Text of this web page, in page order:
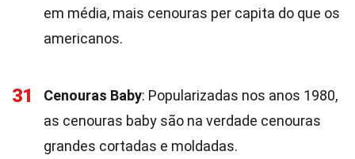
em média, mais cenouras per capita do que os
americanos.
31 Cenouras Baby: Popularizadas nos anos 1980,
as cenouras baby são na verdade cenouras
grandes cortadas e moldadas.